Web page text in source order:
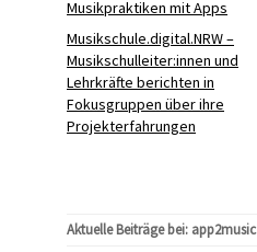
Musikpraktiken mit Apps
Musikschule.digital.NRW –
Musikschulleiter:innen und
Lehrkräfte berichten in
Fokusgruppen über ihre
Projekterfahrungen
Aktuelle Beiträge bei: app2music